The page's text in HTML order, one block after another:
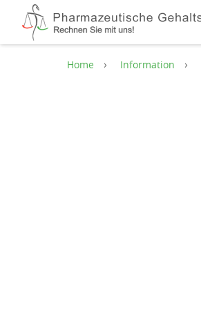
Zum Hauptinhalt springen
Home Information